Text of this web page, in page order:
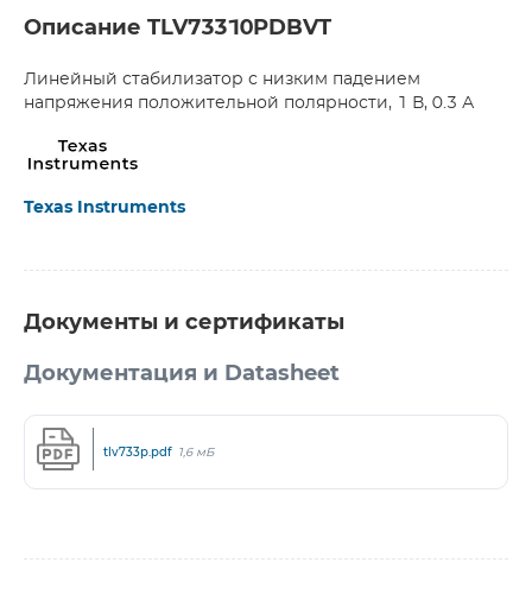
Описание TLV73310PDBVT
Линейный стабилизатор с низким падением
напряжения положительной полярности, 1 В, 0.3 А
Texas Instruments
Документы и сертификаты
Документация и Datasheet
tlv733p.pdf 1,6 мБ